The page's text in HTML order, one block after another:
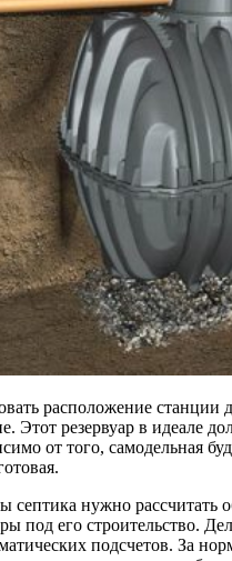
расположение станции
Этот резервуар в идеале
от того, самодельная
септика нужно рассчитать
под его строительство.
подсчетов. За